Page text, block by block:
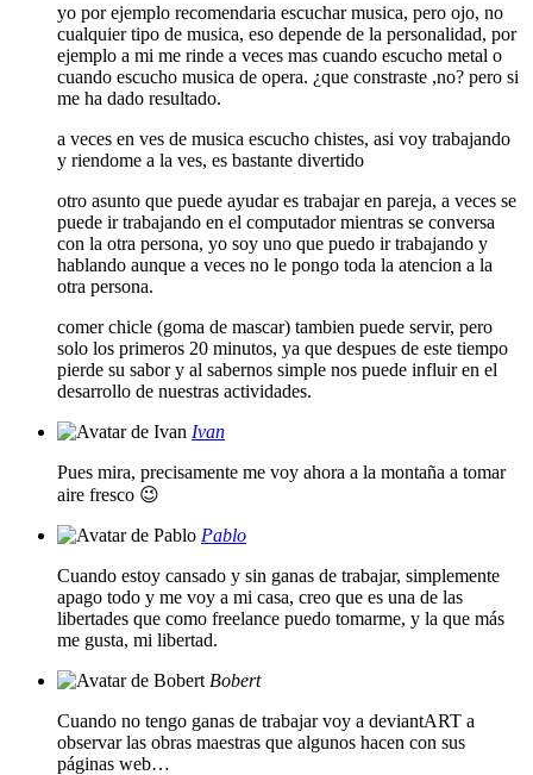
yo por ejemplo recomendaria escuchar musica, pero ojo, no
cualquier tipo de musica, eso depende de la personalidad, por
ejemplo a mi me rinde a veces mas cuando escucho metal o
cuando escucho musica de opera. ¿que constraste ,no? pero si
me ha dado resultado.
a veces en ves de musica escucho chistes, asi voy trabajando
y riendome a la ves, es bastante divertido
otro asunto que puede ayudar es trabajar en pareja, a veces se
puede ir trabajando en el computador mientras se conversa
con la otra persona, yo soy uno que puedo ir trabajando y
hablando aunque a veces no le pongo toda la atencion a la
otra persona.
comer chicle (goma de mascar) tambien puede servir, pero
solo los primeros 20 minutos, ya que despues de este tiempo
pierde su sabor y al sabernos simple nos puede influir en el
desarrollo de nuestras actividades.
Ivan
Pues mira, precisamente me voy ahora a la montaña a tomar
aire fresco 😉
Pablo
Cuando estoy cansado y sin ganas de trabajar, simplemente
apago todo y me voy a mi casa, creo que es una de las
libertades que como freelance puedo tomarme, y la que más
me gusta, mi libertad.
Bobert
Cuando no tengo ganas de trabajar voy a deviantART a
observar las obras maestras que algunos hacen con sus
páginas web…